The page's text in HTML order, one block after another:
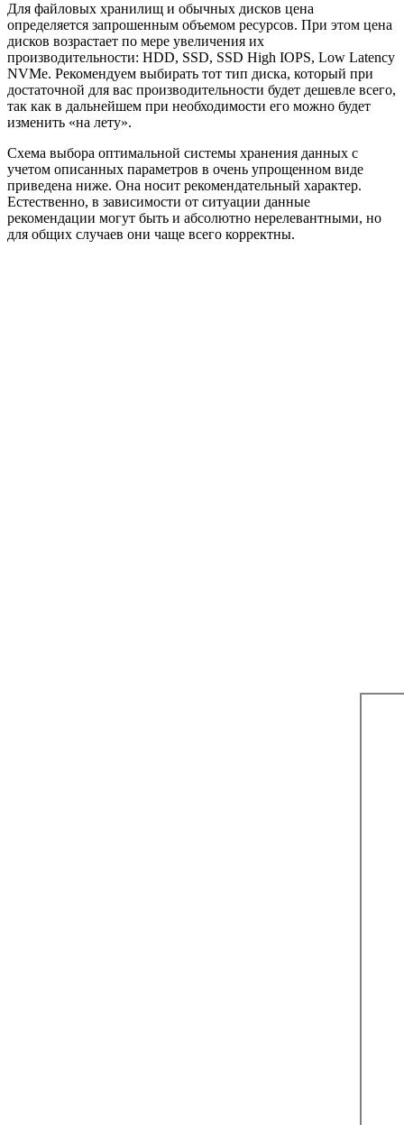
Для файловых хранилищ и обычных дисков цена
определяется запрошенным объемом ресурсов. При этом цена
дисков возрастает по мере увеличения их
производительности: HDD, SSD, SSD High IOPS, Low Latency
NVMe. Рекомендуем выбирать тот тип диска, который при
достаточной для вас производительности будет дешевле всего,
так как в дальнейшем при необходимости его можно будет
изменить «на лету».
Схема выбора оптимальной системы хранения данных с
учетом описанных параметров в очень упрощенном виде
приведена ниже. Она носит рекомендательный характер.
Естественно, в зависимости от ситуации данные
рекомендации могут быть и абсолютно нерелевантными, но
для общих случаев они чаще всего корректны.